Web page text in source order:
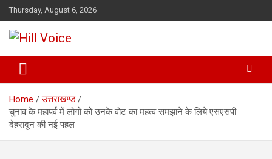
Skip
to
content
Thursday, August 6, 2026
Hill Voice
Home
उत्तराखण्ड
चुनाव के महापर्व में लोगो को उनके वोट का महत्व समझाने के लिये एसएसपी
देहरादून की नई पहल